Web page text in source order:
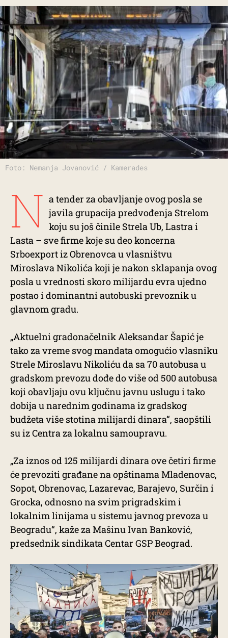
Foto: Nemanja Jovanović / Kamerades
N a tender za obavljanje ovog posla se
javila grupacija predvođenja Strelom
koju su još činile Strela Ub, Lastra i
Lasta – sve firme koje su deo koncerna
Srboexport iz Obrenovca u vlasništvu
Miroslava Nikolića koji je nakon sklapanja ovog
posla u vrednosti skoro milijardu evra ujedno
postao i dominantni autobuski prevoznik u
glavnom gradu.
„Aktuelni gradonačelnik Aleksandar Šapić je
tako za vreme svog mandata omogućio vlasniku
Strele Miroslavu Nikoliću da sa 70 autobusa u
gradskom prevozu dođe do više od 500 autobusa
koji obavljaju ovu ključnu javnu uslugu i tako
dobija u narednim godinama iz gradskog
budžeta više stotina milijardi dinara“, saopštili
su iz Centra za lokalnu samoupravu.
„Za iznos od 125 milijardi dinara ove četiri firme
će prevoziti građane na opštinama Mladenovac,
Sopot, Obrenovac, Lazarevac, Barajevo, Surčin i
Grocka, odnosno na svim prigradskim i
lokalnim linijama u sistemu javnog prevoza u
Beogradu“, kaže za Mašinu Ivan Banković,
predsednik sindikata Centar GSP Beograd.